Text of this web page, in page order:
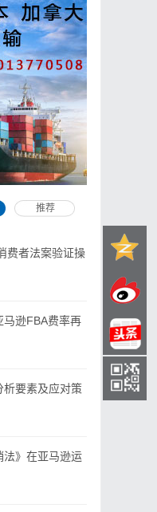
推荐
费者法案验证操
马逊FBA费率再
析要素及应对策
法》在亚马逊运